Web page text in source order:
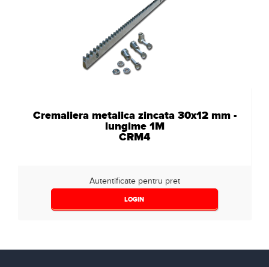
Cremaliera metalica zincata 30x12 mm -
lungime 1M
CRM4
Autentificate pentru pret
LOGIN